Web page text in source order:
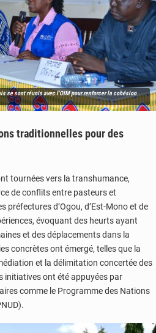
se sont réunis avec l'OIM pour renforcer la cohésion
traditionnelles pour des
tournées vers la transhumance,
de conflits entre pasteurs et
préfectures d’Ogou, d’Est-Mono et de
évoquant des heurts ayant
et des déplacements dans la
concrètes ont émergé, telles que la
et la délimitation concertée des
initiatives ont été appuyées par
comme le Programme des Nations